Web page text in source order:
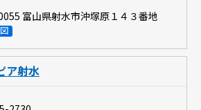
富山県射水市沖塚原１４３番地
ア射水